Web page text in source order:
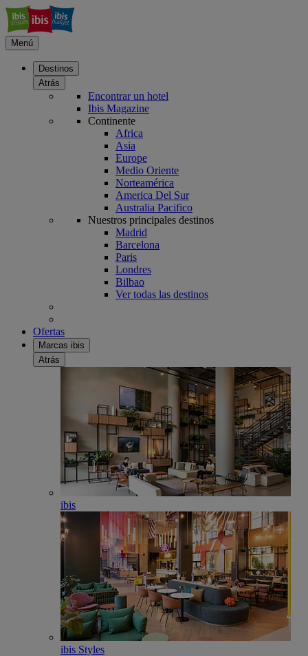
Menú
Destinos
Atrás
Encontrar un hotel
Ibis Magazine
Continente
Africa
Asia
Europe
Medio Oriente
Norteamérica
America Del Sur
Australia Pacifico
Nuestros principales destinos
Madrid
Barcelona
Paris
Londres
Bilbao
Ver todas las destinos
Ofertas
Marcas ibis
Atrás
ibis
ibis Styles